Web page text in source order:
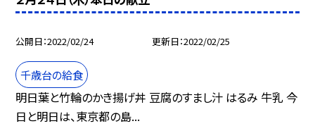
公開日 2022/02/24 更新日 2022/02/25
千歳台の給食
明日葉と竹輪のかき揚げ丼 豆腐のすまし汁 はるみ 牛乳 今
日と明日は、東京都の島...